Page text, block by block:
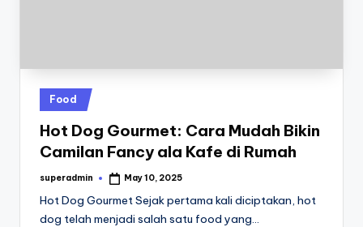
Posted
in
Food
Hot Dog Gourmet: Cara Mudah Bikin
Camilan Fancy ala Kafe di Rumah
Posted
superadmin May 10, 2025
Hot Dog Gourmet Sejak pertama kali diciptakan, hot
dog telah menjadi salah satu food yang…